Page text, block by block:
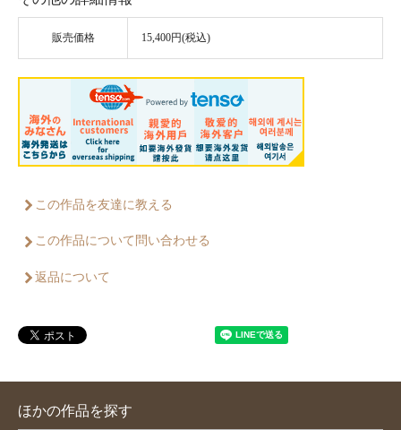
販売価格 15,400円(税込)
この作品を友達に教える
この作品について問い合わせる
返品について
ほかの作品を探す